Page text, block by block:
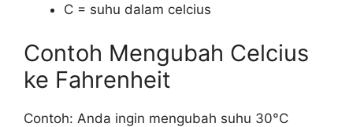
C = suhu dalam celcius
Contoh Mengubah Celcius
ke Fahrenheit
Contoh: Anda ingin mengubah suhu 30°C